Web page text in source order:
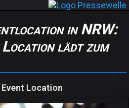
in NRW:
lädt zum
Location